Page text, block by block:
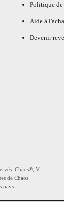
Politique de
Aide à
Devenir
Chaos®, V-
de Chaos
pays.